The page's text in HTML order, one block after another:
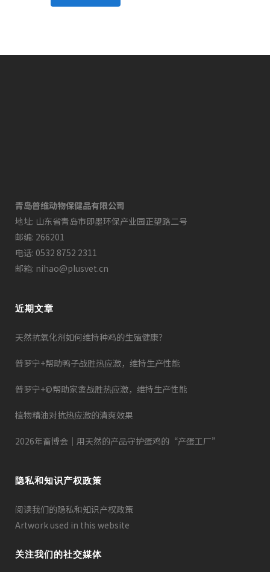
青岛普维动物保健品有限公司
地址: 山东省青岛市即墨环保产业园正望路二号
邮编: 266201
电话: 0532 8752 2311
邮箱: nihao@plusvet.cn
近期文章
天然抗氧化剂如何维持种鸡的生殖健康？
普罗宁+帮助鸭子战胜热应激，维持生产性能
普罗宁+©帮助家禽战胜热应激，维持生产性能
植物精油对抗热应激的清爽效果
2026年畜博会｜用天然的产品守护蛋鸡的“产蛋工厂”
隐私和知识产权政策
阅读我们的隐私和知识产权政策
Artwork used in this website
关注我们的社交媒体